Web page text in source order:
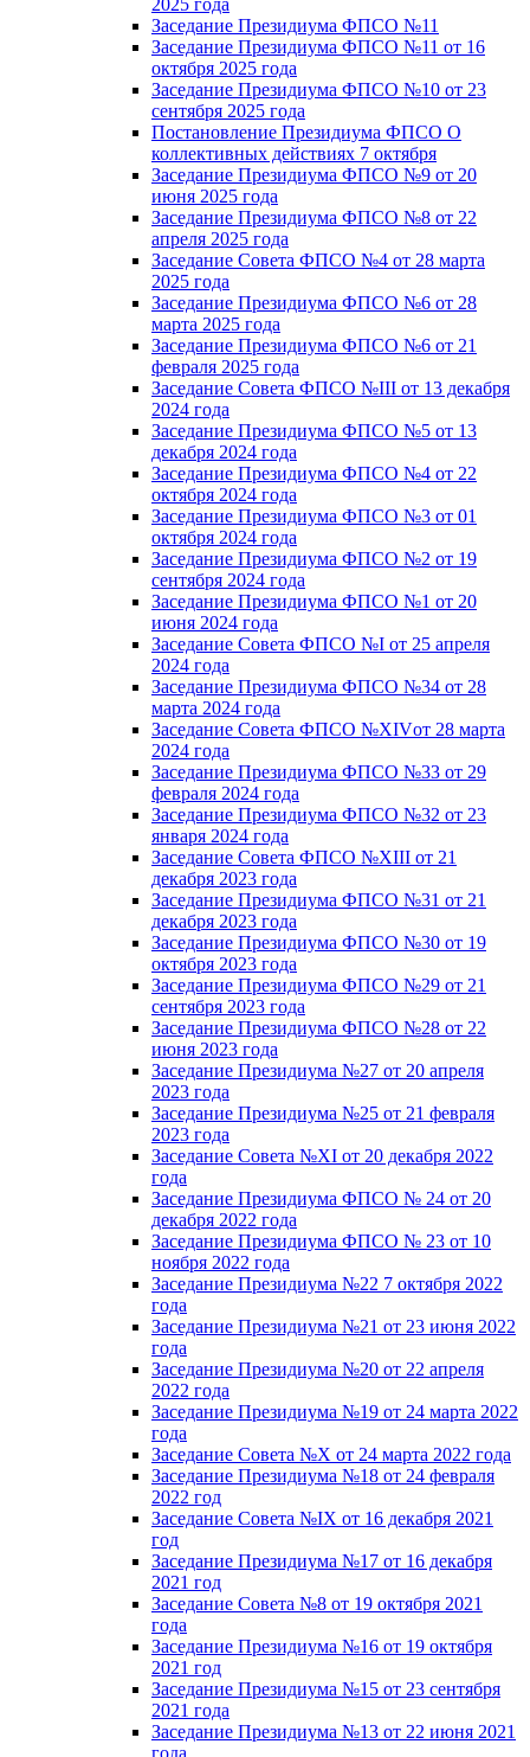
Заседание Президиума ФПСО №11
Заседание Президиума ФПСО №11 от 16
октября 2025 года
Заседание Президиума ФПСО №10 от 23
сентября 2025 года
Постановление Президиума ФПСО О
коллективных действиях 7 октября
Заседание Президиума ФПСО №9 от 20
июня 2025 года
Заседание Президиума ФПСО №8 от 22
апреля 2025 года
Заседание Совета ФПСО №4 от 28 марта
2025 года
Заседание Президиума ФПСО №6 от 28
марта 2025 года
Заседание Президиума ФПСО №6 от 21
февраля 2025 года
Заседание Совета ФПСО №III от 13 декабря
2024 года
Заседание Президиума ФПСО №5 от 13
декабря 2024 года
Заседание Президиума ФПСО №4 от 22
октября 2024 года
Заседание Президиума ФПСО №3 от 01
октября 2024 года
Заседание Президиума ФПСО №2 от 19
сентября 2024 года
Заседание Президиума ФПСО №1 от 20
июня 2024 года
Заседание Совета ФПСО №I от 25 апреля
2024 года
Заседание Президиума ФПСО №34 от 28
марта 2024 года
Заседание Совета ФПСО №XIVот 28 марта
2024 года
Заседание Президиума ФПСО №33 от 29
февраля 2024 года
Заседание Президиума ФПСО №32 от 23
января 2024 года
Заседание Совета ФПСО №XIII от 21
декабря 2023 года
Заседание Президиума ФПСО №31 от 21
декабря 2023 года
Заседание Президиума ФПСО №30 от 19
октября 2023 года
Заседание Президиума ФПСО №29 от 21
сентября 2023 года
Заседание Президиума ФПСО №28 от 22
июня 2023 года
Заседание Президиума №27 от 20 апреля
2023 года
Заседание Президиума №25 от 21 февраля
2023 года
Заседание Совета №XI от 20 декабря 2022
года
Заседание Президиума ФПСО № 24 от 20
декабря 2022 года
Заседание Президиума ФПСО № 23 от 10
ноября 2022 года
Заседание Президиума №22 7 октября 2022
года
Заседание Президиума №21 от 23 июня 2022
года
Заседание Президиума №20 от 22 апреля
2022 года
Заседание Президиума №19 от 24 марта 2022
года
Заседание Совета №X от 24 марта 2022 года
Заседание Президиума №18 от 24 февраля
2022 год
Заседание Совета №IX от 16 декабря 2021
год
Заседание Президиума №17 от 16 декабря
2021 год
Заседание Совета №8 от 19 октября 2021
года
Заседание Президиума №16 от 19 октября
2021 год
Заседание Президиума №15 от 23 сентября
2021 года
Заседание Президиума №13 от 22 июня 2021
года